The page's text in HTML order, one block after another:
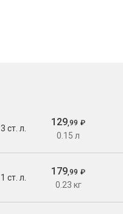
3 ст. л.
129,99 ₽
0.15 л
1 ст. л.
179,99 ₽
0.23 кг